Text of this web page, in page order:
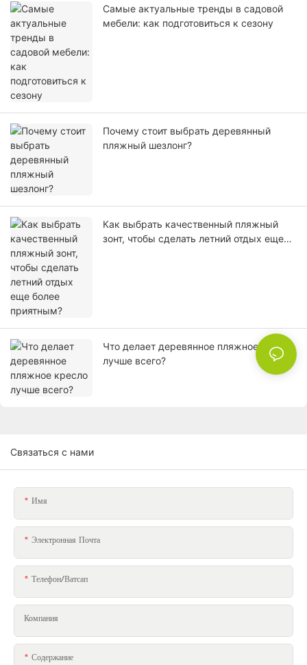
Самые актуальные тренды в садовой
мебели: как подготовиться к сезону
Почему стоит выбрать деревянный
пляжный шезлонг?
Как выбрать качественный пляжный
зонт, чтобы сделать летний отдых еще
Что делает деревянное пляжное кресло
лучше всего?
Связаться с нами
Имя
Электронная Почта
Телефон/ватсап
Компания
Содержание